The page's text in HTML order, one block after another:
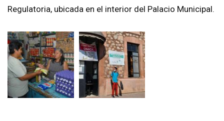
Regulatoria, ubicada en el interior del Palacio Municipal.